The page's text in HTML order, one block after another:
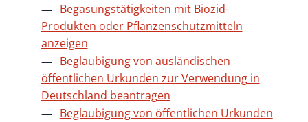
Begasungstätigkeiten mit Biozid-
Produkten oder Pflanzenschutzmitteln
anzeigen
Beglaubigung von ausländischen
öffentlichen Urkunden zur Verwendung in
Deutschland beantragen
Beglaubigung von öffentlichen Urkunden